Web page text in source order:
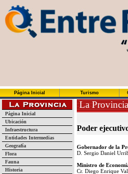
Página Inicial Turismo
Página Inicial
Ubicación
Infraestructura
Entidades Intermedias
Geografía
Flora
Fauna
Historia
La
Poder
Gobernador de la
D. Sergio Daniel
Ministro de
Cr. Diego Enrique